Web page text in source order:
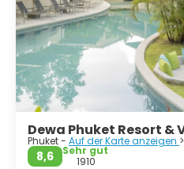
Dewa Phuket Resort &
Phuket - Auf der Karte anzeigen
8,6
Sehr gut
1910